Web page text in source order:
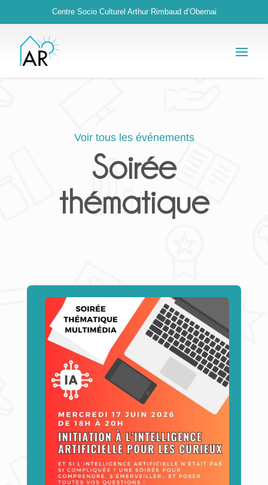
Centre Socio Culturel Arthur Rimbaud d’Obernai
Voir tous les événements
Soirée
thématique